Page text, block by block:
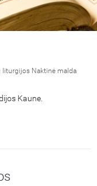
liturgijos Naktinė malda
Kaune.